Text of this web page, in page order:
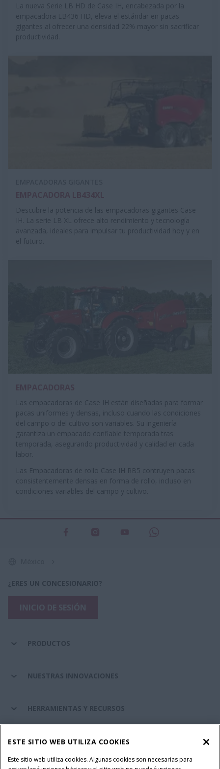
La nueva Serie LB HD de Case IH, encabezada por la
empacadora LB436 HD, eleva el estándar en pacas
gigantes al ofrecer una densidad 22% mayor sin sacrificar
productividad.
Descubre la potencia de las empacadoras gigantes Case
IH. La serie LB XL ofrece alto rendimiento y tecnología
avanzada, ideales para impulsar tu productividad hoy y en
el futuro.
Las empacadoras de Case IH están diseñadas para formar
pacas uniformes y densas, incluso cuando las condiciones
del campo o del cultivo son variables. Su ingeniería
garantiza un empacado confiable temporada tras
temporada, asegurando productividad y calidad en cada
labor.
Las Empacadoras de rollo Case IH RB5 contruyen pacas
consistentemente densas en forma de rollo, incluso en
condiciones variables del campo y cultivo.
¿ERES UN CONCESIONARIO?
PRODUCTOS
NUESTRAS INNOVACIONES
HERRAMIENTAS Y RECURSOS
RECAMBIOS Y SERVICIOS
ESTE SITIO WEB UTILIZA COOKIES
Este sitio web utiliza cookies. Algunas cookies son necesarias para